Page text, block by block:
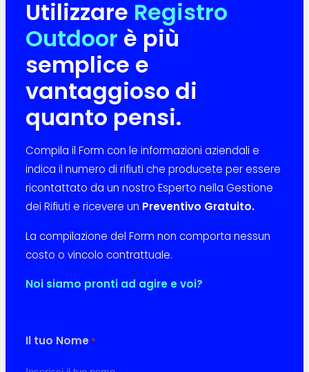
Utilizzare Registro
Outdoor è più
semplice e
vantaggioso di
quanto pensi.
Compila il Form con le informazioni aziendali e
indica il numero di rifiuti che producete per essere
ricontattato da un nostro Esperto nella Gestione
dei Rifiuti e ricevere un Preventivo Gratuito.
La compilazione del Form non comporta nessun
costo o vincolo contrattuale.
Noi siamo pronti ad agire e voi?
Il tuo Nome *